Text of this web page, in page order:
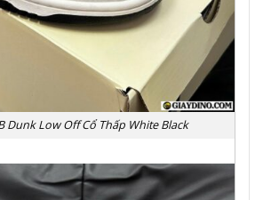
Dunk Low Off Cổ Thấp White Black